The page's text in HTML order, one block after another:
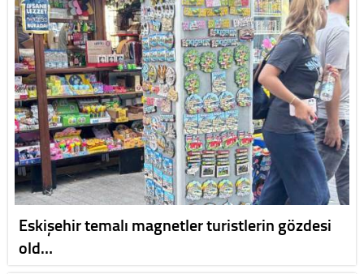
Eskişehir temalı magnetler turistlerin gözdesi
old…